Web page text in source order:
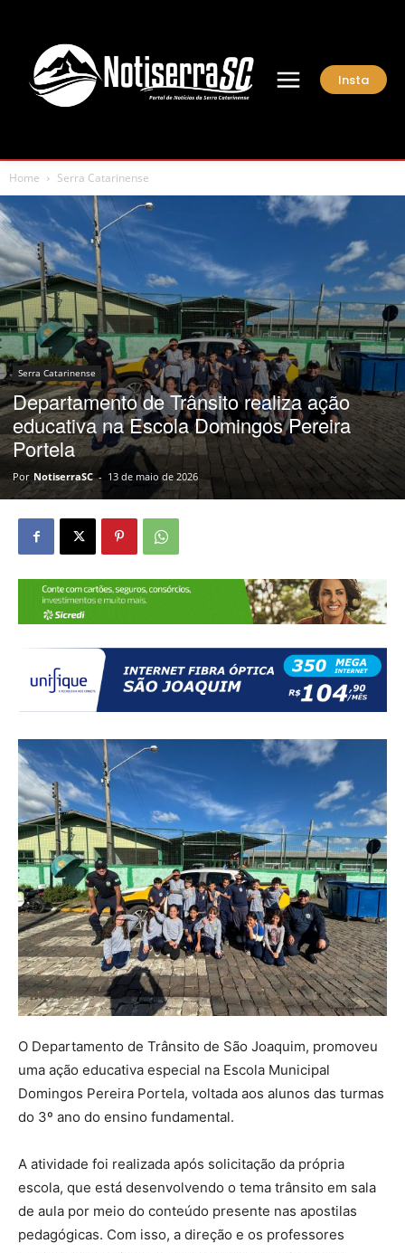
Insta
Home Serra Catarinense
Serra Catarinense
Departamento de Trânsito realiza ação
educativa na Escola Domingos Pereira
Portela
Por NotiserraSC - 13 de maio de 2026
O Departamento de Trânsito de São Joaquim, promoveu
uma ação educativa especial na Escola Municipal
Domingos Pereira Portela, voltada aos alunos das turmas
do 3º ano do ensino fundamental.
A atividade foi realizada após solicitação da própria
escola, que está desenvolvendo o tema trânsito em sala
de aula por meio do conteúdo presente nas apostilas
pedagógicas. Com isso, a direção e os professores